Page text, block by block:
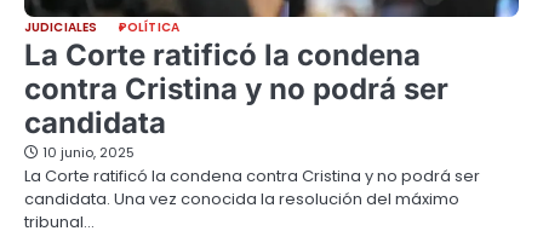
JUDICIALES POLÍTICA
La Corte ratificó la condena
contra Cristina y no podrá ser
candidata
10 junio, 2025
La Corte ratificó la condena contra Cristina y no podrá ser
candidata. Una vez conocida la resolución del máximo
tribunal…